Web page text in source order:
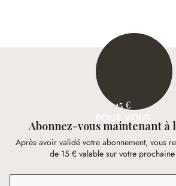
15 €
POUR VOUS
Abonnez-vous maintenant à
Après avoir validé votre abonnement, vous
de 15 € valable sur votre
Adresse e-mail